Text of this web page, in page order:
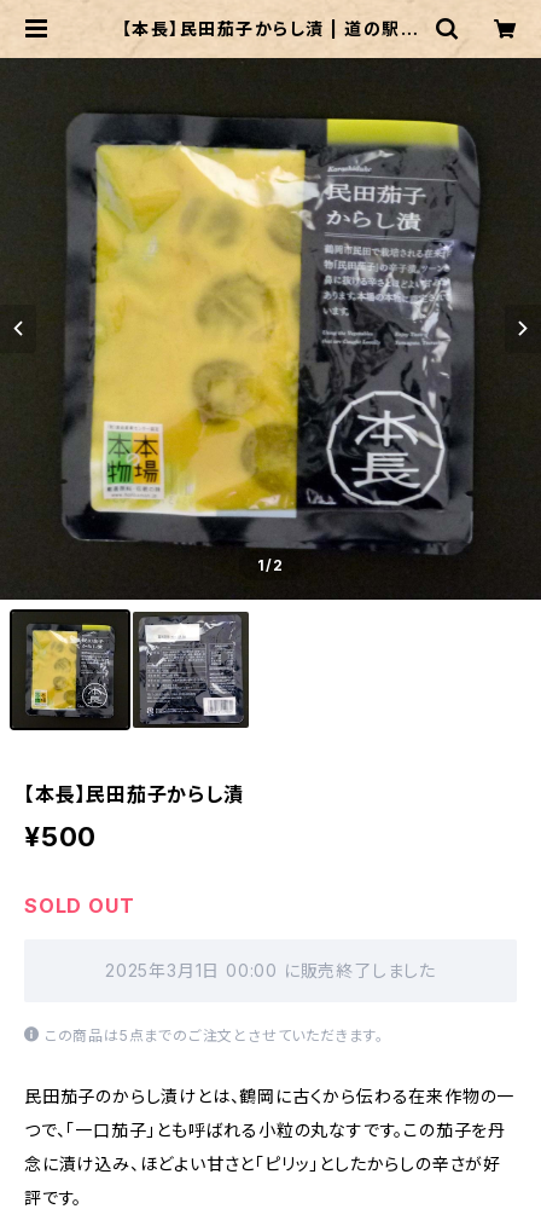
【本長】民田茄子からし漬 | 道の駅あ
1/2
【本長】民田茄子からし漬
¥500
SOLD OUT
2025年3月1日 00:00 に販売終了しました
この商品は5点までのご注文とさせていただきます。
民田茄子のからし漬けとは、鶴岡に古くから伝わる在来作物の一
つで、「一口茄子」とも呼ばれる小粒の丸なすです。この茄子を丹
念に漬け込み、ほどよい甘さと「ピリッ」としたからしの辛さが好
評です。